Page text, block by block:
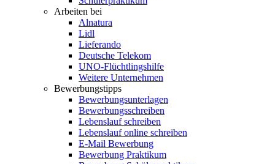
Arbeiten bei
Alnatura
Lidl
Lieferando
Deutsche Telekom
UNO-Flüchtlingshilfe
Weitere Unternehmen
Bewerbungstipps
Bewerbungsunterlagen
Bewerbungsschreiben
Lebenslauf schreiben
Lebenslauf online schreiben
E-Mail Bewerbung
Bewerbung Praktikum